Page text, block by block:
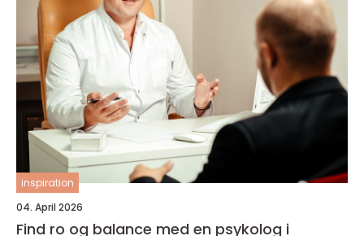
inspiration
04. April 2026
Find ro og balance med en psykolog i